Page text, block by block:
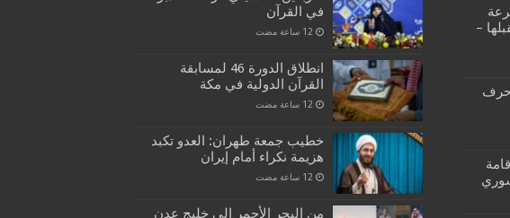
–
حرف
في القرآن
انطلاق الدورة 46 لمسابقة
القرآن الدولية في مكة
خطيب جمعة طهران: العدو تكبد
هزيمة نكراء أمام إيران
من البحر الأحمر إلى خليج عدن